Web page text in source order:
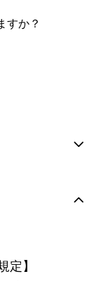
すか？
定】